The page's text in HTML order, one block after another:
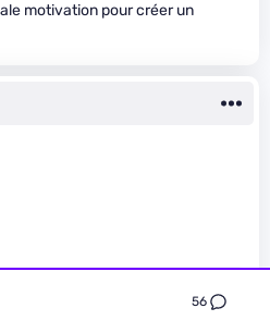
56
motivation pour créer un